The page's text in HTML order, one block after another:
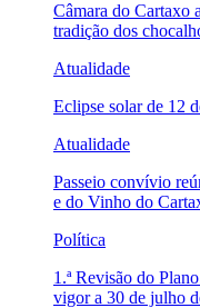
Câmara do Cartaxo
tradição dos
Atualidade
Eclipse solar de 12
Atualidade
Passeio convívio
e do Vinho do
Política
1.ª Revisão do
vigor a 30 de julho